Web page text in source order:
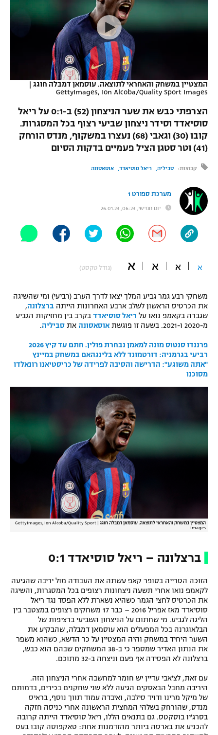
תוצאות
לוח שידורים
ברחבה
"מעל הליגה" – פודקאסט
"מחצית בשכונה" – פודקאסט
משתתפים וזוכים בפרסים
תקנון משתתפים וזוכים בפרסים
תקנון עבור פעילות אלקטרה
טניס
גיימינג E-Sports
תנאי שימוש
תקנון פעילות ספורט 1
רשיון להקרנה פומבית לבית עסק
הצטרפות לחבילת הערוצים
תגיות
מכבי תל אביב
הפועל חיפה
הפועל באר שבע
בני יהודה
ליגה ספרדית
ליגה הולנדית
ליגה טורקית
ליגה סינית
ליגה ברזילאית
ליגות נוספות
מכבי תל אביב
הפועל ירושלים
טניס
שחייה
ג'ודו
אגרוף
ספורט אולימפי
UFC
היאבקות WWE
אופניים
ספורט מוטורי
פוטבול אמריקאי NFL
ספורט אתגרי ואקסטרים
אומנויות לחימה
המצטיין במשחק והאחראי לתוצאה. עוסמאן דמבלה חוגג |
GettyImages, Ion Alcoba/Quality Sport Images
הצרפתי כבש את שער הניצחון (52) ב-0:1 על ריאל
סוסיאדד וסידר ניצחון שביעי רצוף בכל המסגרות.
קובו (30) וגאבי (68) נעצרו במשקוף, מנדס הורחק
(41) וטר סטגן הציל פעמיים בדקות הסיום
קבוצות: סביליה ריאל סוסיאדד אוסאסונה
מערכת ספורט 1
יום חמישי, 06:23, 26.01.23
א א א א (גודל טקסט)
משחקי רבע גמר גביע המלך יצאו לדרך הערב (רביעי) ומי שהשיגה
את הכרטיס הראשון לשלב ארבע האחרונות הייתה ברצלונה,
שגברה בקאמפ נואו על ריאל סוסיאדד בקרב בין מחזיקות הגביע
מ-2020 ו-2021. בשעה זו פוגשת
אוסאסונה את סביליה.
פרננדו סנטוס מונה למאמן נבחרת פולין. חתם עד קיץ 2026
רביעי בגרמניה: דורטמונד ללא בלינגהאם במשחק במיינץ
"אתה משוגע": הדרישה והסיבה לפרידה של כריסטיאנו רונאלדו
מסוכנו
המצטיין במשחק והאחראי לתוצאה. עוסמאן דמבלה חוגג
GettyImages, Ion Alcoba/Quality Sport
Images
ברצלונה – ריאל סוסיאדד 0:1
הזוכה הטרייה בסופר קאפ עשתה את העבודה מול יריבה שהגיעה
לקאמפ נואו אחרי תשעה ניצחונות רצופים בכל המסגרות, והשיגה
את הכרטיס לחצי הגמר כשהיא נשארת ללא הפסד נגד ריאל
סוסיאדד מאז אפריל 2016 – כבר 17 משחקים רצופים במצטבר בין
הליגה לגביע. מי שחתום על הניצחון השביעי ברציפות של
הבלאוגרנה בכל המפעלים הוא עוסמאן דמבלה, שהבקיע את
השער היחיד במשחק והיה המצטיין על כר הדשא, כשהוא משפר
את הנתון האדיר שמספר כי ב-38 המשחקים שבהם הוא כבש,
ברצלונה לא הפסידה אף פעם וניצחה ב-32 מתוכם.
עם זאת, לצ'אבי עדיין יש חומר למחשבה אחרי הניצחון הזה.
היריבה מחבל הבאסקים הגיעה ללא שני שחקנים בכירים, בדמותם
של מיקל מרינו ודויד סילבה, ואיבדה עמוד תווך נוסף, בראיס
מנדס, שהורחק בשלהי המחצית הראשונה אחרי כניסה חזקה
בסרג'יו בוסקטס. גם בתנאים הללו, ריאל סוסיאדד הייתה קרובה
להכניע את בארסה ביותר מהזדמנות אחת: טאקפוסה קובו בעט